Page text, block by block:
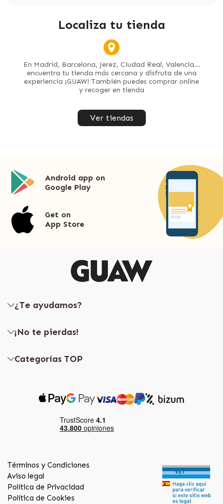
Localiza tu tienda
En Madrid, Barcelona, Jerez, Ciudad Real, Valencia...
encuentra tu tienda más cercana y disfruta de una
experiencia ¡GUAW! También puedes comprar online
y recoger en tienda
Ver tiendas
Android app on
Google Play
Get on
App Store
¿Te ayudamos?
¡No te pierdas!
Categorías TOP
Términos y Condiciones
Aviso legal
Política de Privacidad
Política de Cookies